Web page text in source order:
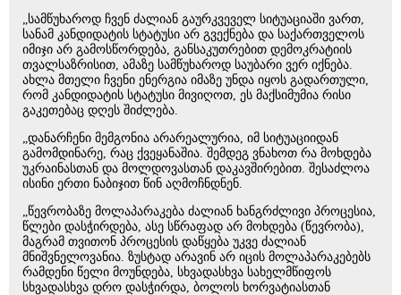
„სამწუხაროდ ჩვენ ძალიან გაურკვეველ სიტუაციაში ვართ,
სანამ კანდიდატის სტატუსი არ გვექნება და საქართველოს
იმიჯი არ გამოსწორდება, განსაკუთრებით დემოკრატიის
თვალსაზრისით, ამაზე სამწუხაროდ საუბარი ვერ იქნება.
ახლა მთელი ჩვენი ენერგია იმაზე უნდა იყოს გადართული,
რომ კანდიდატის სტატუსი მივიღოთ, ეს მაქსიმუმია რისი
გაკეთებაც დღეს შიძლება.
„დანარჩენი მემგონია არარეალურია, იმ სიტუაციიდან
გამომდინარე, რაც ქვეყანაშია. შემდეგ ვნახოთ რა მოხდება
უკრაინასთან და მოლდოვასთან დაკავშირებით. შესაძლოა
ისინი ერთი ნაბიჯით წინ აღმოჩნდნენ.
„წევრობაზე მოლაპარაკება ძალიან ხანგრძლივი პროცესია,
წლები დასჭირდება, ასე სწრაფად არ მოხდება (წევრობა),
მაგრამ თვითონ პროცესის დაწყება უკვე ძალიან
მნიშვნელოვანია. ზუსტად არავინ არ იცის მოლაპარაკებებს
რამდენი წელი მოუნდება, სხვადასხვა სახელმწიფოს
სხვადასხვა დრო დასჭირდა, ბოლოს ხორვატიასთან